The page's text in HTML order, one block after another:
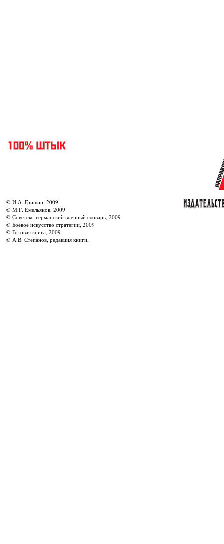
© И.А. Гришин, 2009
© М.Г. Емельянов, 2009
© Советско-германский военный словарь, 2009
© Боевое искусство стратегии, 2009
© Готовая книга, 2009
© А.В. Степанов, редакция книги,